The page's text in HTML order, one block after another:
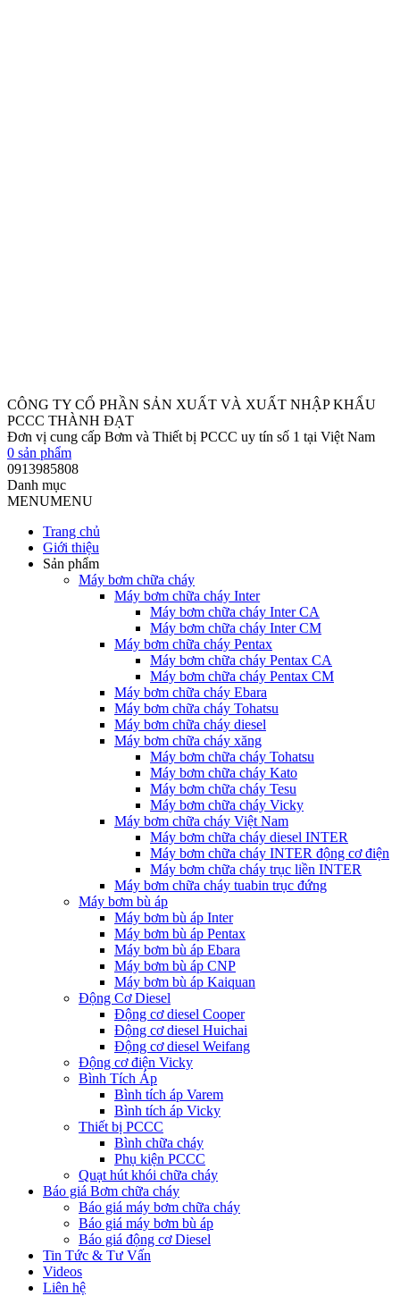
CÔNG TY CỔ PHẦN SẢN XUẤT VÀ XUẤT NHẬP KHẨU
PCCC THÀNH ĐẠT
Đơn vị cung cấp Bơm và Thiết bị PCCC uy tín số 1 tại Việt Nam
0 sản phẩm
0913985808
Danh mục
MENUMENU
Trang chủ
Giới thiệu
Sản phẩm
Máy bơm chữa cháy
Máy bơm chữa cháy Inter
Máy bơm chữa cháy Inter CA
Máy bơm chữa cháy Inter CM
Máy bơm chữa cháy Pentax
Máy bơm chữa cháy Pentax CA
Máy bơm chữa cháy Pentax CM
Máy bơm chữa cháy Ebara
Máy bơm chữa cháy Tohatsu
Máy bơm chữa cháy diesel
Máy bơm chữa cháy xăng
Máy bơm chữa cháy Tohatsu
Máy bơm chữa cháy Kato
Máy bơm chữa cháy Tesu
Máy bơm chữa cháy Vicky
Máy bơm chữa cháy Việt Nam
Máy bơm chữa cháy diesel INTER
Máy bơm chữa cháy INTER động cơ điện
Máy bơm chữa cháy trục liền INTER
Máy bơm chữa cháy tuabin trục đứng
Máy bơm bù áp
Máy bơm bù áp Inter
Máy bơm bù áp Pentax
Máy bơm bù áp Ebara
Máy bơm bù áp CNP
Máy bơm bù áp Kaiquan
Động Cơ Diesel
Động cơ diesel Cooper
Động cơ diesel Huichai
Động cơ diesel Weifang
Động cơ điện Vicky
Bình Tích Áp
Bình tích áp Varem
Bình tích áp Vicky
Thiết bị PCCC
Bình chữa cháy
Phụ kiện PCCC
Quạt hút khói chữa cháy
Báo giá Bơm chữa cháy
Báo giá máy bơm chữa cháy
Báo giá máy bơm bù áp
Báo giá động cơ Diesel
Tin Tức & Tư Vấn
Videos
Liên hệ